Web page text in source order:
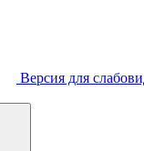
Версия для